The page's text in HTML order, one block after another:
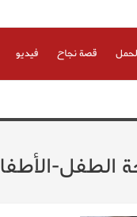
قصة نجاح فيديو